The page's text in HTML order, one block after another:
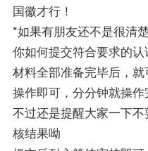
国徽才行！
*如果有朋友还不是很清
你如何提交符合要求的认
材料全部准备完毕后，
操作即可，分分钟就操作
不过还是提醒大家一下
核结果呦